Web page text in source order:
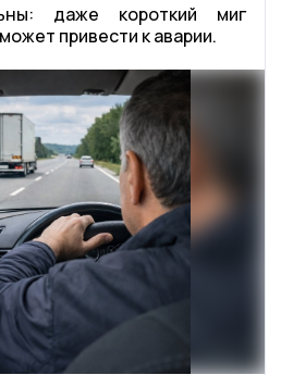
даже короткий миг
привести к аварии.